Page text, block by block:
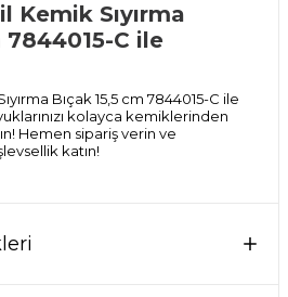
Kemik Sıyırma
7844015-C ile
Bıçak 15,5 cm 7844015-C ile
kolayca kemiklerinden
Hemen sipariş verin ve
katın!